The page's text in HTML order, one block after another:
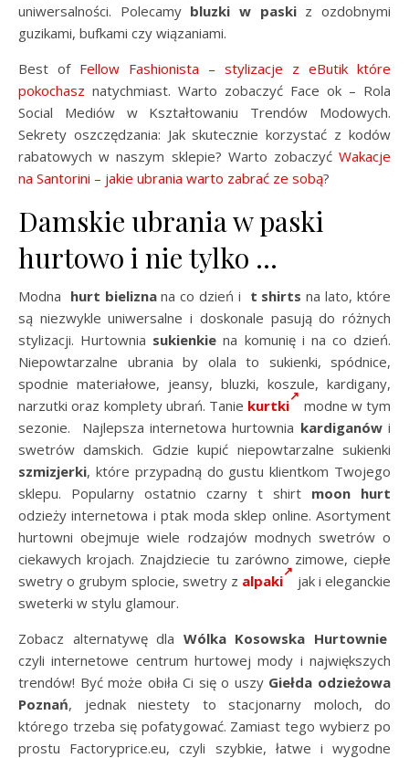
uniwersalności. Polecamy bluzki w paskiz ozdobnymi
guzikami, bufkami czy wiązaniami.
Best of Fellow Fashionista – stylizacje z eButik które
pokochasz natychmiast. Warto zobaczyć Face ok – Rola
Social Mediów w Kształtowaniu Trendów Modowych.
Sekrety oszczędzania: Jak skutecznie korzystać z kodów
rabatowych w naszym sklepie? Warto zobaczyć Wakacje
na Santorini – jakie ubrania warto zabrać ze sobą?
Damskie ubrania w paski
hurtowo i nie tylko …
Modna hurt bieliznana co dzień i t shirts na lato, które
są niezwykle uniwersalne i doskonale pasują do różnych
stylizacji. Hurtownia sukienkie na komunię i na co dzień.
Niepowtarzalne ubrania by olala to sukienki, spódnice,
spodnie materiałowe, jeansy, bluzki, koszule, kardigany,
narzutki oraz komplety ubrań. Tanie kurtki
modne w tym
sezonie. Najlepsza internetowa hurtownia kardiganówi
swetrów damskich. Gdzie kupić niepowtarzalne sukienki
szmizjerki, które przypadną do gustu klientkom Twojego
sklepu. Popularny ostatnio czarny t shirt moon hurt
odzieży internetowa i ptak moda sklep online. Asortyment
hurtowni obejmuje wiele rodzajów modnych swetrów o
ciekawych krojach. Znajdziecie tu zarówno zimowe, ciepłe
swetry o grubym splocie, swetry z alpaki
jak i eleganckie
sweterki w stylu glamour.
Zobacz alternatywę dla Wólka Kosowska Hurtownie
czyli internetowe centrum hurtowej mody i największych
trendów! Być może obiła Ci się o uszy Giełda odzieżowa
Poznań, jednak niestety to stacjonarny moloch, do
którego trzeba się pofatygować. Zamiast tego wybierz po
prostu Factoryprice.eu, czyli szybkie, łatwe i wygodne